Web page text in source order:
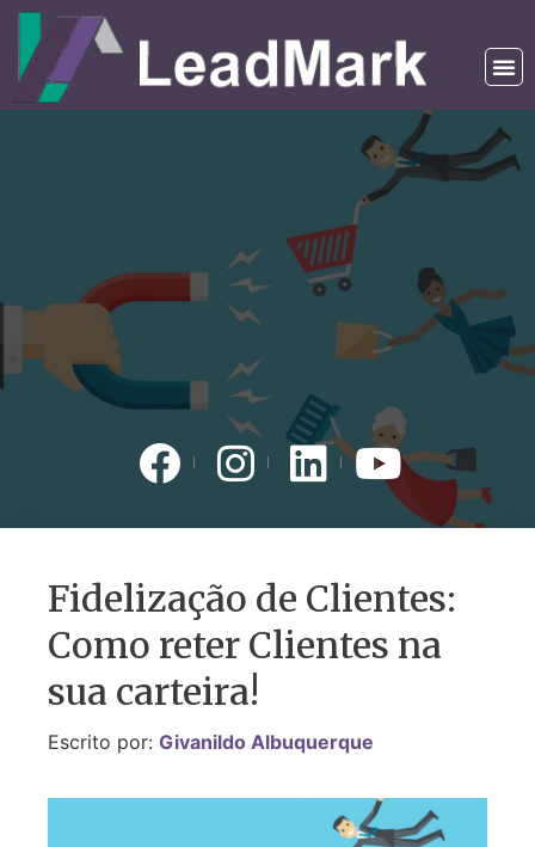
Fidelização de Clientes:
Como reter Clientes na
sua carteira!
Escrito por: Givanildo Albuquerque